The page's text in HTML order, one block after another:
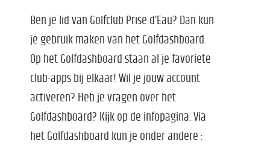
Ben je lid van Golfclub Prise d’Eau? Dan kun
je gebruik maken van het Golfdashboard.
Op het Golfdashboard staan al je favoriete
club-apps bij elkaar! Wil je jouw account
activeren? Heb je vragen over het
Golfdashboard? Kijk op de infopagina. Via
het Golfdashboard kun je onder andere :